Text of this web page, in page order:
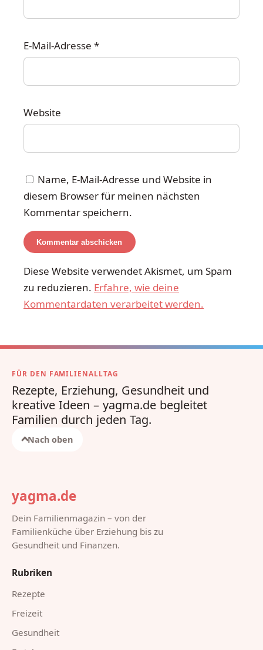
E-Mail-Adresse *
Website
Name, E-Mail-Adresse und Website in
diesem Browser für meinen nächsten
Kommentar speichern.
Diese Website verwendet Akismet, um Spam
zu reduzieren. Erfahre, wie deine
Kommentardaten verarbeitet werden.
FÜR DEN FAMILIENALLTAG
Rezepte, Erziehung, Gesundheit und
kreative Ideen – yagma.de begleitet
Familien durch jeden Tag.
Nach oben
yagma.de
Dein Familienmagazin – von der
Familienküche über Erziehung bis zu
Gesundheit und Finanzen.
Rubriken
Rezepte
Freizeit
Gesundheit